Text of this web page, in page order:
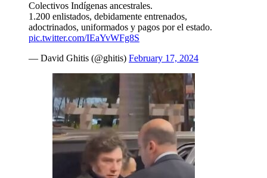
Colectivos Indígenas ancestrales.
1.200 enlistados, debidamente entrenados,
adoctrinados, uniformados y pagos por el estado.
pic.twitter.com/IEaYvWFg8S
— David Ghitis (@ghitis) February 17, 2024